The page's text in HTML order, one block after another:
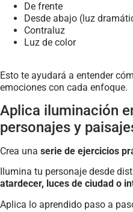
De frente
Desde abajo (luz
Contraluz
Luz de color
Esto te ayudará a entender
emociones con cada enfoque.
Aplica iluminación
personajes y
Crea una serie de ejercicios
Ilumina tu personaje desde
atardecer, luces de ciudad o
Aplica lo aprendido paso a